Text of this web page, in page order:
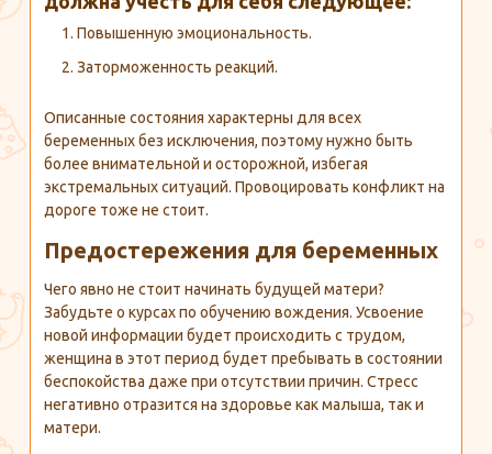
Повышенную эмоциональность.
Заторможенность реакций.
Описанные состояния характерны для всех
беременных без исключения, поэтому нужно быть
более внимательной и осторожной, избегая
экстремальных ситуаций. Провоцировать конфликт на
дороге тоже не стоит.
Предостережения для беременных
Чего явно не стоит начинать будущей матери?
Забудьте о курсах по обучению вождения. Усвоение
новой информации будет происходить с трудом,
женщина в этот период будет пребывать в состоянии
беспокойства даже при отсутствии причин. Стресс
негативно отразится на здоровье как малыша, так и
матери.